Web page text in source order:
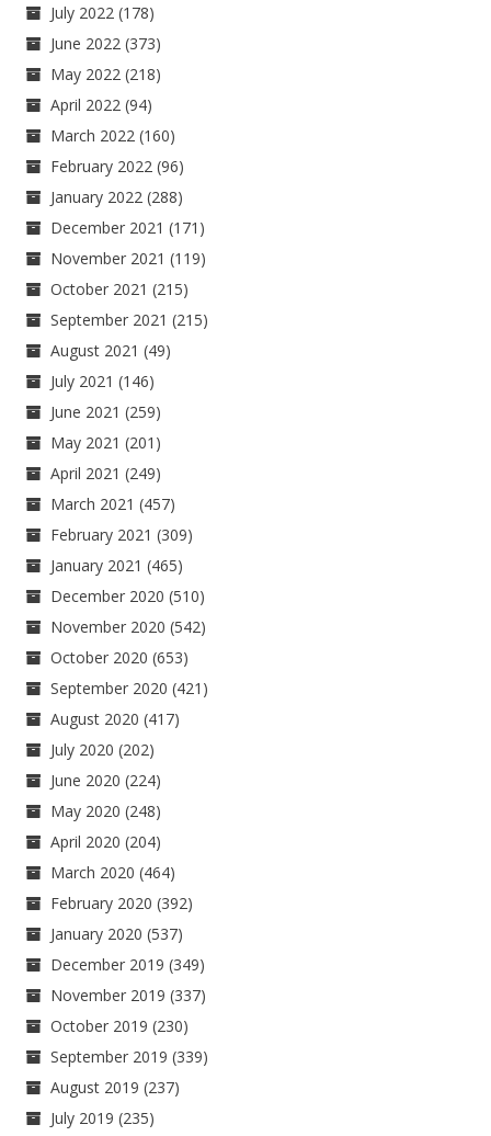
July 2022 (178)
June 2022 (373)
May 2022 (218)
April 2022 (94)
March 2022 (160)
February 2022 (96)
January 2022 (288)
December 2021 (171)
November 2021 (119)
October 2021 (215)
September 2021 (215)
August 2021 (49)
July 2021 (146)
June 2021 (259)
May 2021 (201)
April 2021 (249)
March 2021 (457)
February 2021 (309)
January 2021 (465)
December 2020 (510)
November 2020 (542)
October 2020 (653)
September 2020 (421)
August 2020 (417)
July 2020 (202)
June 2020 (224)
May 2020 (248)
April 2020 (204)
March 2020 (464)
February 2020 (392)
January 2020 (537)
December 2019 (349)
November 2019 (337)
October 2019 (230)
September 2019 (339)
August 2019 (237)
July 2019 (235)